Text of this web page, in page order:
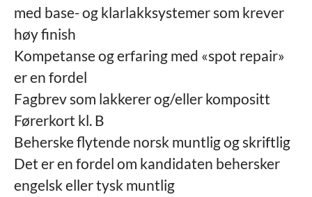
med base- og klarlakksystemer som krever
høy finish
Kompetanse og erfaring med «spot repair»
er en fordel
Fagbrev som lakkerer og/eller kompositt
Førerkort kl. B
Beherske flytende norsk muntlig og skriftlig
Det er en fordel om kandidaten behersker
engelsk eller tysk muntlig